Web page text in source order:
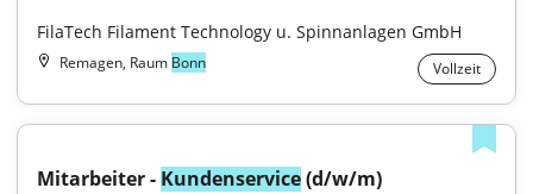
FilaTech Filament Technology u. Spinnanlagen GmbH
Remagen, Raum Bonn Vollzeit
Mitarbeiter - Kundenservice (d/w/m)